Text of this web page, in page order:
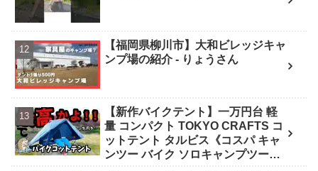
【福岡県柳川市】大和ビレッジキャ
ンプ場の紹介 - りょうさん
【新作バイクテント】一万円台 軽
量 コンパクト TOKYO CRAFTS コ
ットテント タルビス《コスパ キャ
ンツー バイク ソロキャンプツーリ